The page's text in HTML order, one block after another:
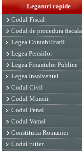
Legaturi rapide
Codul Fiscal
Codul de procedura fiscala
Legea Contabilitatii
Legea Pensiilor
Legea Finantelor Publice
Legea Insolventei
Codul Civil
Codul Muncii
Codul Penal
Codul Vamal
Constitutia Romaniei
Codul rutier